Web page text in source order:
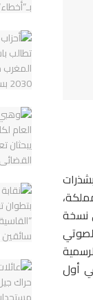
نسخة
أول